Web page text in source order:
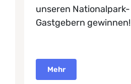
unseren Nationalpark-
Gastgebern gewinnen!
Mehr